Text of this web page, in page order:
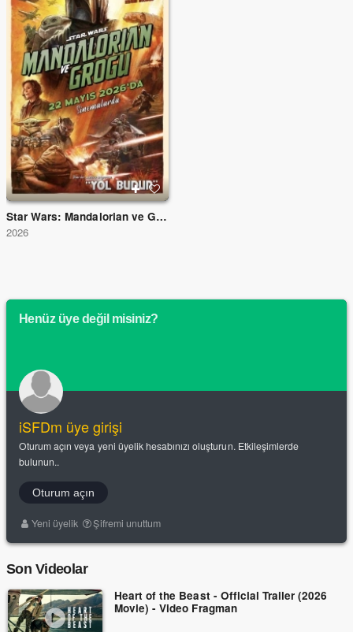
Star Wars: Mandalorian ve Grogu
2026
Henüz üye değil misiniz?
iSFDm üye girişi
Oturum açın veya yeni üyelik hesabınızı oluşturun. Etkileşimlerde
bulunun..
Oturum açın
Yeni üyelik Şifremi unuttum
Son Videolar
Heart of the Beast - Official Trailer (2026
Movie) - Video Fragman